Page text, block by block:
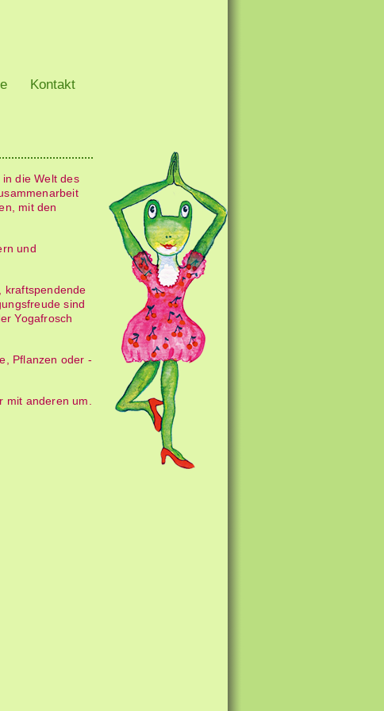
Kontakt
die Welt des
mit den
und
kraftspendende
sind
Yogafrosch
Pflanzen oder
mit anderen um.